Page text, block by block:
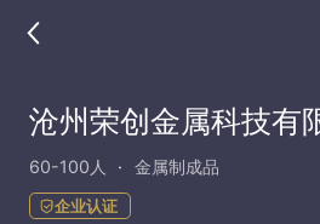
沧州荣创金属科技有
60-100人 金属制成品
企业认证